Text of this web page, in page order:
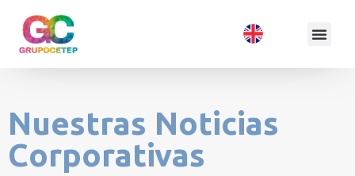
Nuestras Noticias
Corporativas